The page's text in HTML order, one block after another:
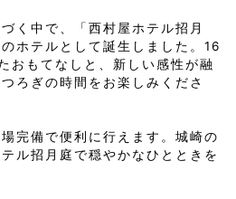
く中で、「西村屋ホテル招月
ホテルとして誕生しました。16
おもてなしと、新しい感性が融
ろぎの時間をお楽しみくださ
完備で便利に行えます。城崎の
ル招月庭で穏やかなひとときを